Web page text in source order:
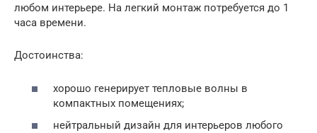
любом интерьере. На легкий монтаж потребуется до 1
часа времени.
Достоинства:
хорошо генерирует тепловые волны в
компактных помещениях;
нейтральный дизайн для интерьеров любого